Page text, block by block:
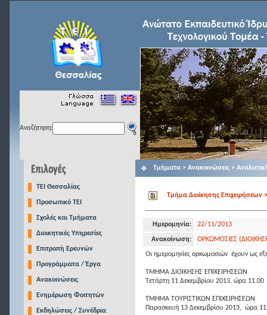
Αναζήτηση:
TEI Θεσσαλίας
Προσωπικό ΤΕΙ
Σχολές και Τμήματα
Διοικητικές Υπηρεσίες
Επιτροπή Ερευνών
Προγράμματα / Έργα
Ανακοινώσεις
Ενημέρωση Φοιτητών
Εκδηλώσεις / Συνέδρια
Τμήματα > Ανακοινώσεις >
Τμήμα Διοίκησης Επιχειρήσεων
Ημερομηνία: 22/11/2013
Ανακοίνωση: ΟΡΚΩΜΟΣΙΕΣ
Οι ημερομηνίες ορκωμοσιών έχουν ως
ΤΜΗΜΑ ΔΙΟΙΚΗΣΗΣ ΕΠΙΧΕΙΡΗΣΕΩΝ
Τετάρτη 11 Δεκεμβρίου 2013, ώρα 11.00
ΤΜΗΜΑ ΤΟΥΡΙΣΤΙΚΩΝ ΕΠΙΧΕΙΡΗΣΕΩΝ
Παρασκευή 13 Δεκεμβρίου 2013, ώρα